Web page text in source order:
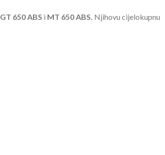
GT 650 ABS i MT 650 ABS. Njihovu cijelokupnu